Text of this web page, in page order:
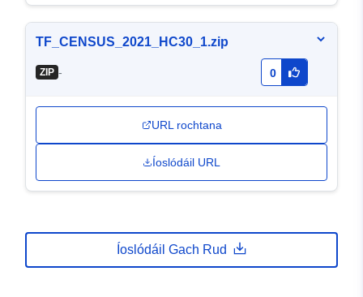
TF_CENSUS_2021_HC30_1.zip
ZIP - 0
URL rochtana
Íoslódáil URL
Íoslódáil Gach Rud